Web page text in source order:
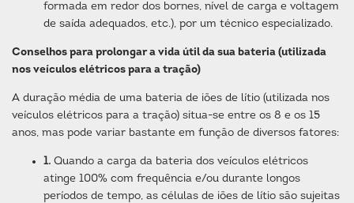
formada em redor dos bornes, nível de carga e voltagem
de saída adequados, etc.), por um técnico especializado.
Conselhos para prolongar a vida útil da sua bateria (utilizada
nos veículos elétricos para a tração)
A duração média de uma bateria de iões de lítio (utilizada nos
veículos elétricos para a tração) situa-se entre os 8 e os 15
anos, mas pode variar bastante em função de diversos fatores:
1. Quando a carga da bateria dos veículos elétricos
atinge 100% com frequência e/ou durante longos
períodos de tempo, as células de iões de lítio são sujeitas